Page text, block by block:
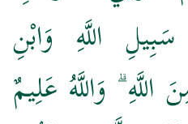
اللَّهِ وَابْنِ
اللَّهِ ۗ وَاللَّهُ عَلِيمٌ